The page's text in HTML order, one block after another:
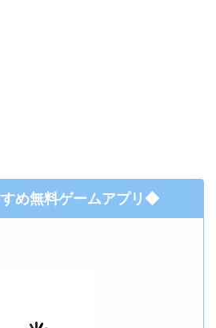
め無料ゲームアプリ◆